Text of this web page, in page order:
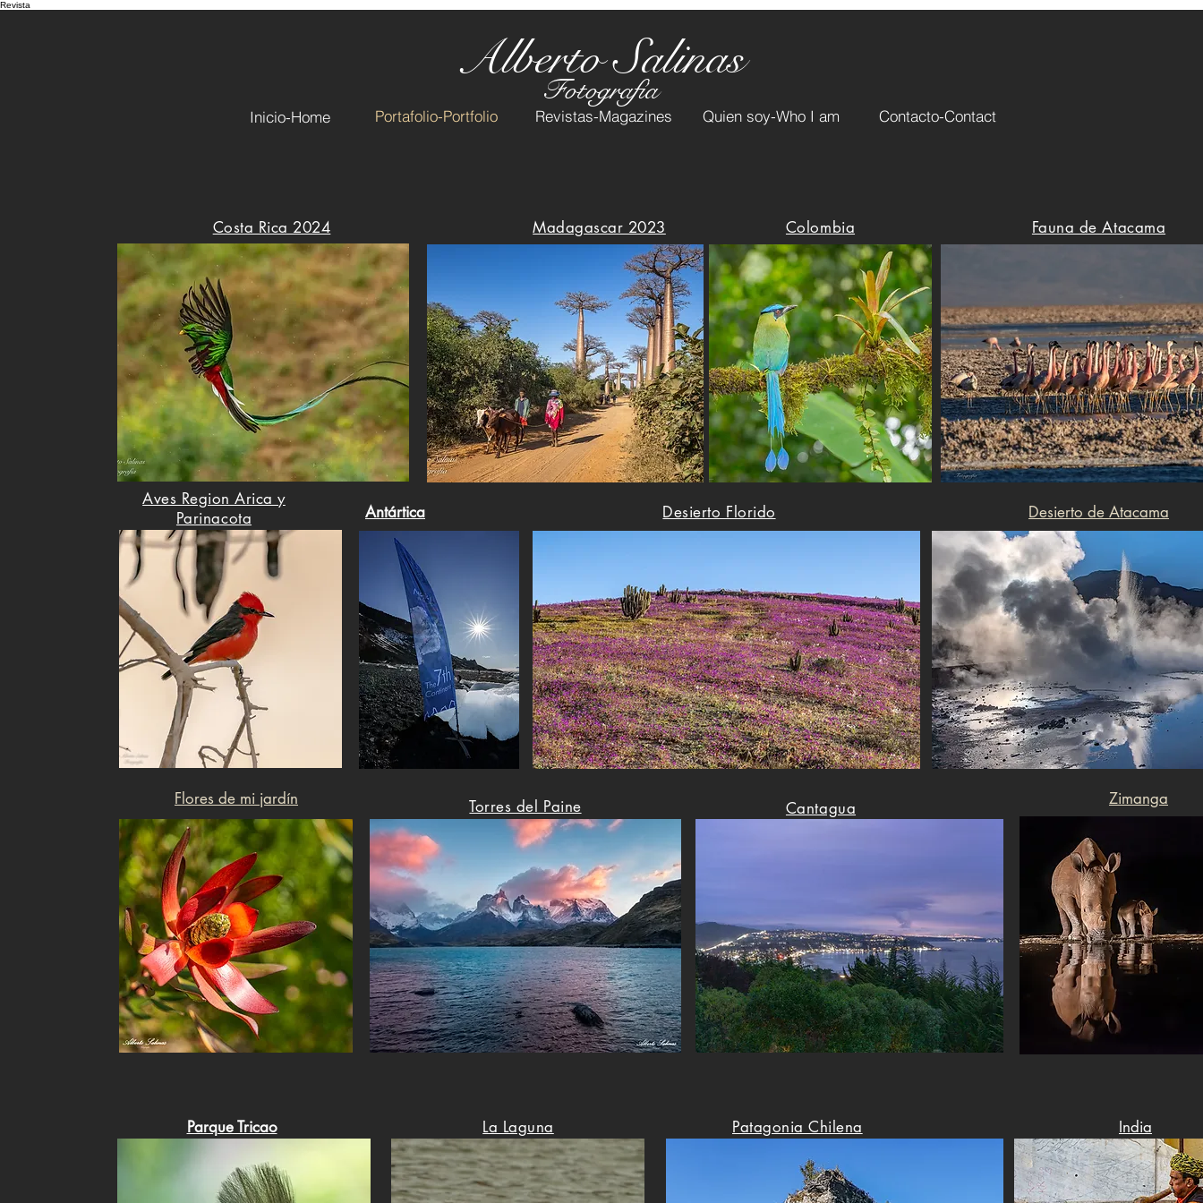
Revista
Alberto Salinas
Fotografía
Inicio-Home Portafolio-Portfolio Revistas-Magazines Quien soy-Who I am Contacto-Contact
Costa Rica 2024 Madagascar 2023 Colombia
Aves Region Arica y
Parinacota
Antártica Desierto Florido
Fauna de Atacama
Desierto de Atacama
Flores de mi jardín Torres del Paine Cantagua Zimanga
Parque Tricao La Laguna Patagonia Chilena India